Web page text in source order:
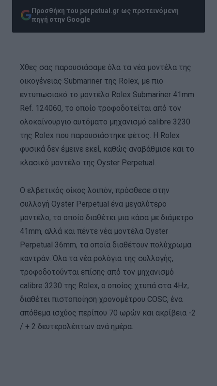
Προσθήκη του perpetual.gr ως προτεινόμενη
πηγή στην Google
Χθες σας παρουσιάσαμε όλα τα νέα μοντέλα της
οικογένειας Submariner της Rolex, με πιο
εντυπωσιακό το μοντέλο Rolex Submariner 41mm
Ref. 124060, το οποίο τροφοδοτείται από τον
ολοκαίνουργιο αυτόματο μηχανισμό calibre 3230
της Rolex που παρουσιάστηκε φέτος. Η Rolex
φυσικά δεν έμεινε εκεί, καθώς αναβάθμισε και το
κλασικό μοντέλο της Oyster Perpetual.
Ο ελβετικός οίκος λοιπόν, πρόσθεσε στην
συλλογή Oyster Perpetual ένα μεγαλύτερο
μοντέλο, το οποίο διαθέτει μια κάσα με διάμετρο
41mm, αλλά και πέντε νέα μοντέλα Oyster
Perpetual 36mm, τα οποία διαθέτουν πολύχρωμα
καντράν. Όλα τα νέα ρολόγια της συλλογής,
τροφοδοτούνται επίσης από τον μηχανισμό
calibre 3230 της Rolex, ο οποίος χτυπά στα 4Hz,
διαθέτει πιστοποίηση χρονομέτρου COSC, ένα
απόθεμα ισχύος περίπου 70 ωρών και ακρίβεια -2
/ + 2 δευτερολέπτων ανά ημέρα.